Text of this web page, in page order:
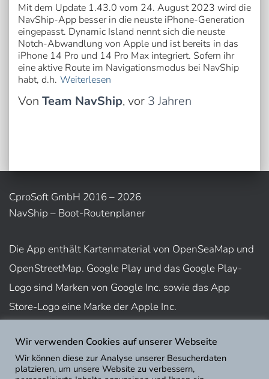
Mit dem Update 1.43.0 vom 24. August 2023 wird die
NavShip-App besser in die neuste iPhone-Generation
eingepasst. Dynamic Island nennt sich die neuste
Notch-Abwandlung von Apple und ist bereits in das
iPhone 14 Pro und 14 Pro Max integriert. Sofern ihr
eine aktive Route im Navigationsmodus bei NavShip
habt, d.h. Weiterlesen
Von Team NavShip, vor 3 Jahren
CproSoft GmbH 2016 – 2026
NavShip – Boot-Routenplaner
Die App enthält Kartenmaterial von OpenSeaMap und
OpenStreetMap. Google Play und das Google Play-
Logo sind Marken von Google Inc. sowie das App
Store-Logo eine Marke der Apple Inc.
Nutzungsbedingungen
Impressum
Wir verwenden Cookies auf unserer Webseite
Wir können diese zur Analyse unserer Besucherdaten
platzieren, um unsere Website zu verbessern,